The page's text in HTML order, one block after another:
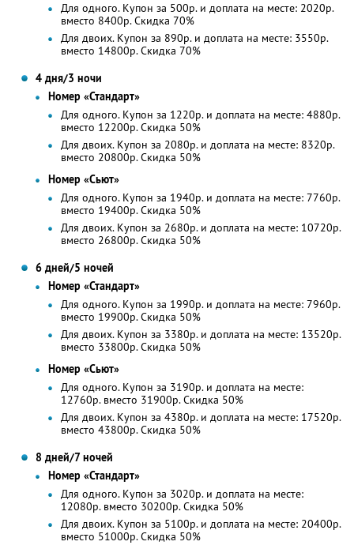
Для одного. Купон за 500р. и доплата на месте: 2020р.
вместо 8400р.Скидка 70%
Для двоих. Купон за 890р. и доплата на месте: 3550р.
вместо 14800р.Скидка 70%
4 дня/3 ночи
Номер «Стандарт»
Для одного. Купон за 1220р. и доплата на месте: 4880р.
вместо 12200р. Скидка 50%
Для двоих. Купон за 2080р. и доплата на месте: 8320р.
вместо 20800р. Скидка 50%
Номер «Сьют»
Для одного. Купон за 1940р. и доплата на месте: 7760р.
вместо 19400р. Скидка 50%
Для двоих. Купон за 2680р. и доплата на месте: 10720р.
вместо 26800р. Скидка 50%
6 дней/5 ночей
Номер «Стандарт»
Для одного. Купон за 1990р. и доплата на месте: 7960р.
вместо 19900р. Скидка 50%
Для двоих. Купон за 3380р. и доплата на месте: 13520р.
вместо 33800р. Скидка 50%
Номер «Сьют»
Для одного. Купон за 3190р. и доплата на месте:
12760р. вместо 31900р. Скидка 50%
Для двоих. Купон за 4380р. и доплата на месте: 17520р.
вместо 43800р. Скидка 50%
8 дней/7 ночей
Номер «Стандарт»
Для одного. Купон за 3020р. и доплата на месте:
12080р. вместо 30200р. Скидка 50%
Для двоих. Купон за 5100р. и доплата на месте: 20400р.
вместо 51000р. Скидка 50%